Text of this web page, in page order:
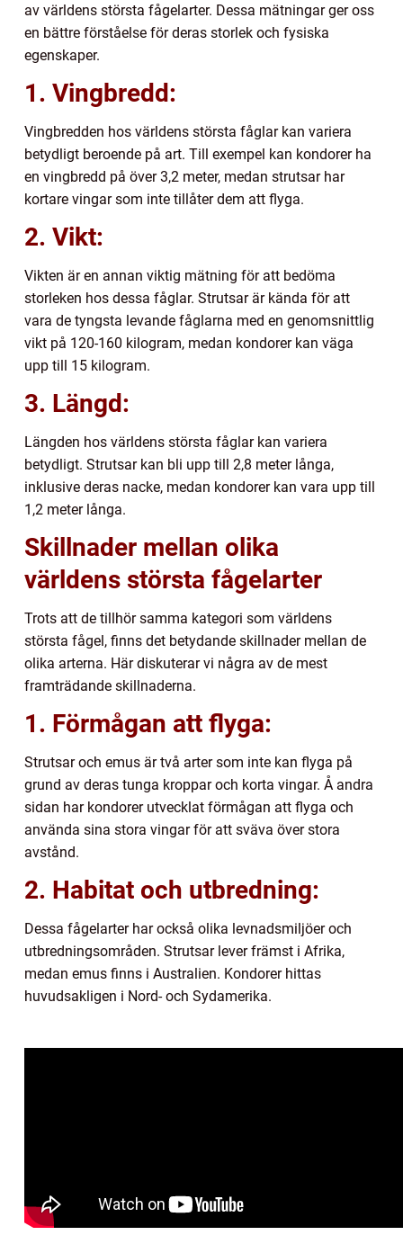
av världens största fågelarter. Dessa mätningar ger oss
en bättre förståelse för deras storlek och fysiska
egenskaper.
1. Vingbredd:
Vingbredden hos världens största fåglar kan variera
betydligt beroende på art. Till exempel kan kondorer ha
en vingbredd på över 3,2 meter, medan strutsar har
kortare vingar som inte tillåter dem att flyga.
2. Vikt:
Vikten är en annan viktig mätning för att bedöma
storleken hos dessa fåglar. Strutsar är kända för att
vara de tyngsta levande fåglarna med en genomsnittlig
vikt på 120-160 kilogram, medan kondorer kan väga
upp till 15 kilogram.
3. Längd:
Längden hos världens största fåglar kan variera
betydligt. Strutsar kan bli upp till 2,8 meter långa,
inklusive deras nacke, medan kondorer kan vara upp till
1,2 meter långa.
Skillnader mellan olika
världens största fågelarter
Trots att de tillhör samma kategori som världens
största fågel, finns det betydande skillnader mellan de
olika arterna. Här diskuterar vi några av de mest
framträdande skillnaderna.
1. Förmågan att flyga:
Strutsar och emus är två arter som inte kan flyga på
grund av deras tunga kroppar och korta vingar. Å andra
sidan har kondorer utvecklat förmågan att flyga och
använda sina stora vingar för att sväva över stora
avstånd.
2. Habitat och utbredning:
Dessa fågelarter har också olika levnadsmiljöer och
utbredningsområden. Strutsar lever främst i Afrika,
medan emus finns i Australien. Kondorer hittas
huvudsakligen i Nord- och Sydamerika.